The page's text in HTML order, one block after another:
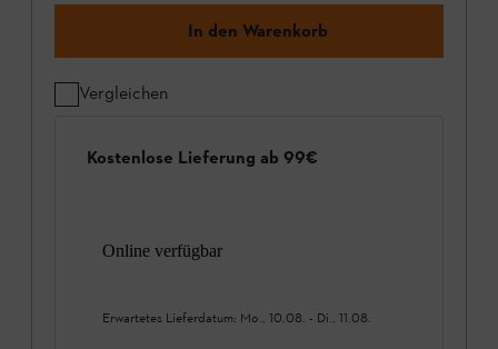
In den Warenkorb
Vergleichen
Kostenlose Lieferung ab 99€
Online verfügbar
Erwartetes Lieferdatum: Mo., 10.08. - Di., 11.08.